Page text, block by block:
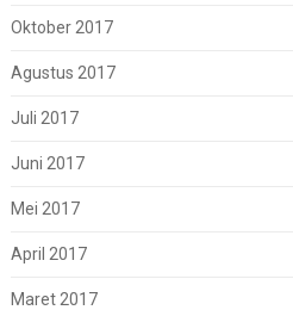
Oktober 2017
Agustus 2017
Juli 2017
Juni 2017
Mei 2017
April 2017
Maret 2017